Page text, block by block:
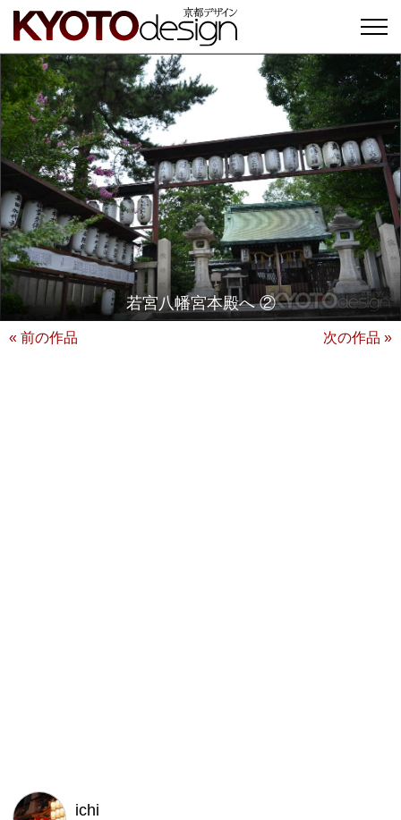
若宮八幡宮本殿へ ②
« 前の作品 次の作品 »
ichi